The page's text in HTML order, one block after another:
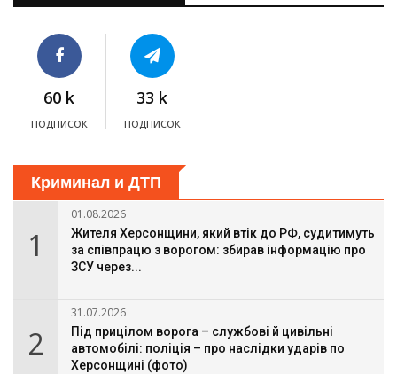
60 k
подписок
33 k
подписок
Криминал и ДТП
1
01.08.2026
Жителя Херсонщини, який втік до РФ, судитимуть
за співпрацю з ворогом: збирав інформацію про
ЗСУ через...
2
31.07.2026
Під прицілом ворога – службові й цивільні
автомобілі: поліція – про наслідки ударів по
Херсонщині (фото)